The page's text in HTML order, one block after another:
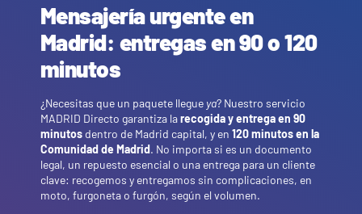
Mensajería urgente en
Madrid: entregas en 90 o 120
minutos
¿Necesitas que un paquete llegue ya? Nuestro servicio
MADRID Directo garantiza larecogida y entrega en 90
minutosdentro de Madrid capital, y en 120 minutos en la
Comunidad de Madrid. No importa si es un documento
legal, un repuesto esencial o una entrega para un cliente
clave: recogemos y entregamos sin complicaciones, en
moto, furgoneta o furgón, según el volumen.